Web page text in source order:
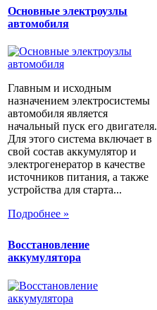
Основные электроузлы
автомобиля
Главным и исходным
назначением электросистемы
автомобиля является
начальный пуск его двигателя.
Для этого система включает в
свой состав аккумулятор и
электрогенератор в качестве
источников питания, а также
устройства для старта...
Подробнее »
Восстановление
аккумулятора